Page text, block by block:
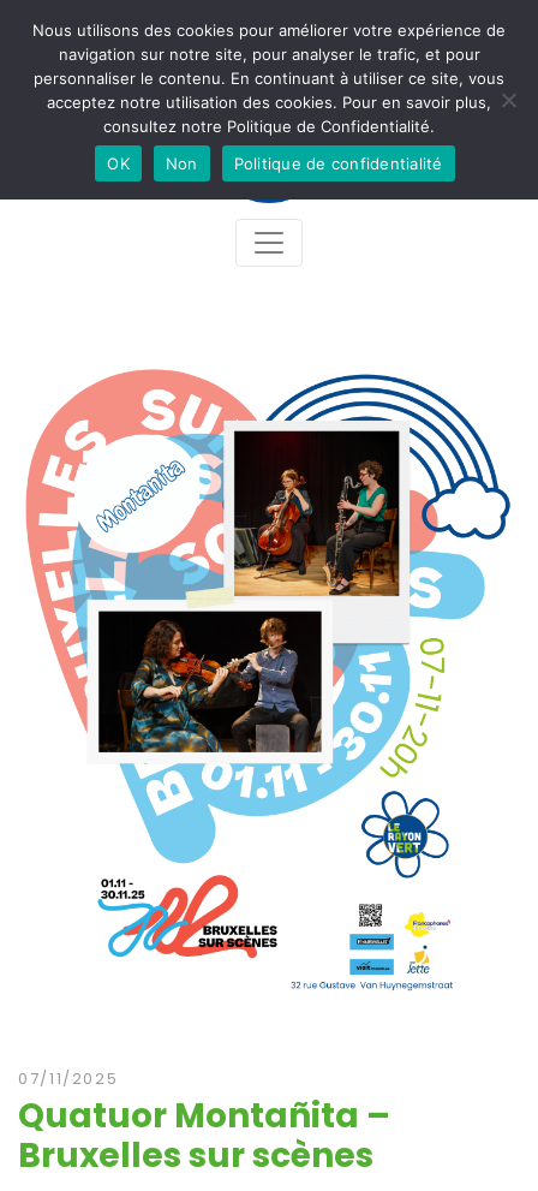
Newsletter Accès Contact Facebook Instagram
07/11/2025
Quatuor Montañita –
Bruxelles sur scènes
Nous utilisons des cookies pour améliorer votre expérience de
navigation sur notre site, pour analyser le trafic, et pour
personnaliser le contenu. En continuant à utiliser ce site, vous
acceptez notre utilisation des cookies. Pour en savoir plus,
consultez notre Politique de Confidentialité.
OK
Non Politique de confidentialité